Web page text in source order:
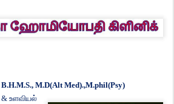
B.H.M.S., M.D(Alt Med).,M.phil(Psy)
& உளவியல்